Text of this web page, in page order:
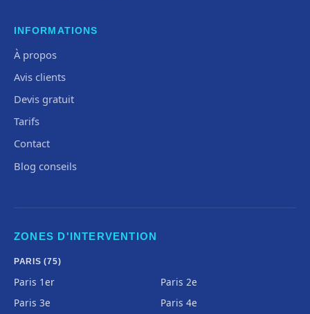
INFORMATIONS
À propos
Avis clients
Devis gratuit
Tarifs
Contact
Blog conseils
ZONES D'INTERVENTION
PARIS (75)
Paris 1er
Paris 2e
Paris 3e
Paris 4e